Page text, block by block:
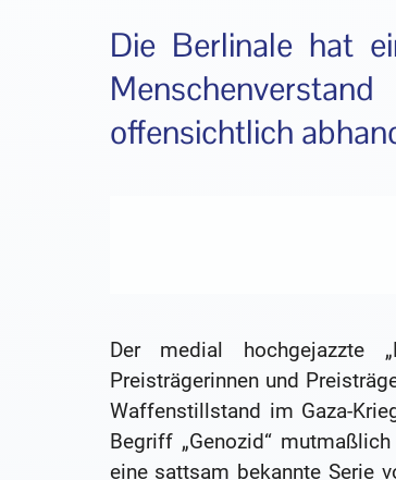
Die Berlinale hat
offensichtlich
Der medial hochgejazzte
Preisträgerinnen und
Waffenstillstand im Gaza-
Begriff „Genozid“
eine sattsam bekannte Serie